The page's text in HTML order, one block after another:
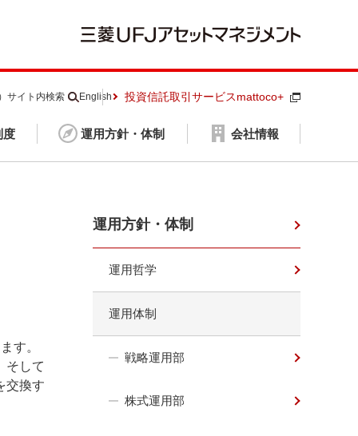
度 運用方針・体制 会社情報
サイト内検索 English 投資信託取引サービスmattoco+
す。
そして
交換す
運用方針・体制
運用哲学
運用体制
戦略運用部
株式運用部